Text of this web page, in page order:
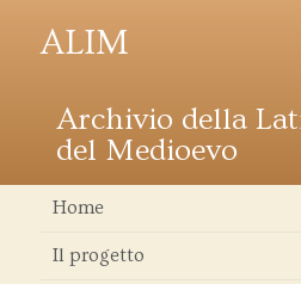
ALIM
Archivio della
del Medioevo
Home
Il progetto